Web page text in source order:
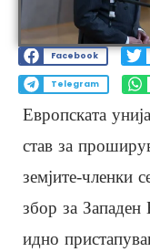
Facebook
Telegram
Европската
став за
земјите-членки
збор за Западен
идно